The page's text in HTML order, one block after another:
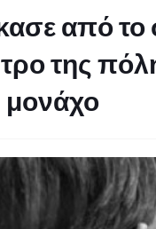
από το
της
μονάχο